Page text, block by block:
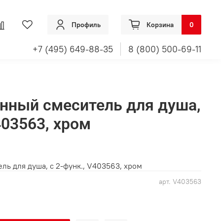
Профиль Корзина 0
+7 (495) 649-88-35 8 (800) 500-69-11
арт. V403563
смеситель для душа,
хром
для душа, с 2-функ., V403563, хром